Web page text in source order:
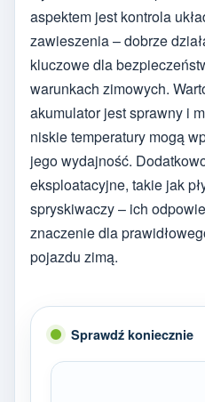
aspektem jest kontrola
zawieszenia – dobrze
kluczowe dla
warunkach zimowych.
akumulator jest sprawny i
niskie temperatury mogą
jego wydajność.
eksploatacyjne, takie jak
spryskiwaczy – ich
znaczenie dla
pojazdu zimą.
Sprawdź koniecznie